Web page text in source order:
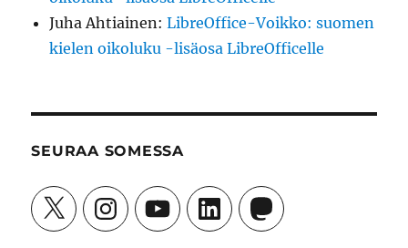
Juha Ahtiainen:LibreOffice-Voikko: suomen
kielen oikoluku -lisäosa LibreOfficelle
SEURAA SOMESSA
X InstagramYouTubeLinkedInMastodon